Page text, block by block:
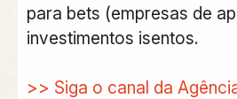
para bets (empresas de
investimentos isentos.
>> Siga o canal da